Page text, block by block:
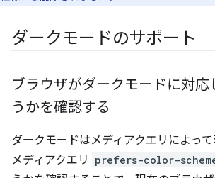
ダークモードのサポート
ブラウザがダークモードに対応
うかを確認する
ダークモードはメディアクエリによって
メディアクエリ
prefers-color-